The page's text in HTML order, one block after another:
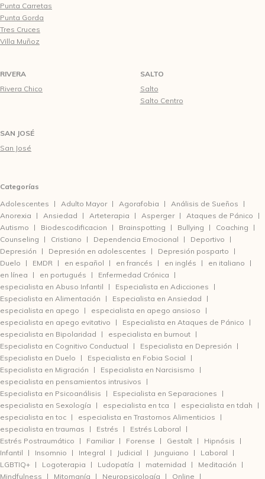
Punta Carretas
Punta Gorda
Tres Cruces
Villa Muñoz
RIVERA
Rivera Chico
SALTO
Salto
Salto Centro
SAN JOSÉ
San José
Categorías
Adolescentes
Adulto Mayor Agorafobia
Análisis de Sueños
Anorexia
Ansiedad Arteterapia Asperger
Ataques de Pánico
Autismo
Biodescodificacion Brainspotting Bullying
Coaching
Counseling
Cristiano Dependencia Emocional
Deportivo
Depresión
Depresión en adolescentes
Depresión posparto
Duelo
EMDR en español en francés en inglés
en italiano
en línea
en portugués
Enfermedad Crónica
especialista en Abuso Infantil
Especialista en Adicciones
Especialista en Alimentación
Especialista en Ansiedad
especialista en apego
especialista en apego ansioso
especialista en apego evitativo
Especialista en Ataques de Pánico
especialista en Bipolaridad
especialista en burnout
Especialista en Cognitivo Conductual
Especialista en Depresión
Especialista en Duelo
Especialista en Fobia Social
Especialista en Migración
Especialista en Narcisismo
especialista en pensamientos intrusivos
Especialista en Psicoanálisis
Especialista en Separaciones
especialista en Sexología
especialista en tca
especialista en tdah
especialista en toc
especialista en Trastornos Alimenticios
especialista en traumas
Estrés
Estrés Laboral
Estrés Postraumático
Familiar Forense Gestalt
Hipnósis
Infantil
Insomnio Integral Judicial Junguiano
Laboral
LGBTIQ+
Logoterapia Ludopatía maternidad
Meditación
Mindfulness
Mitomanía Neuropsicología
Online